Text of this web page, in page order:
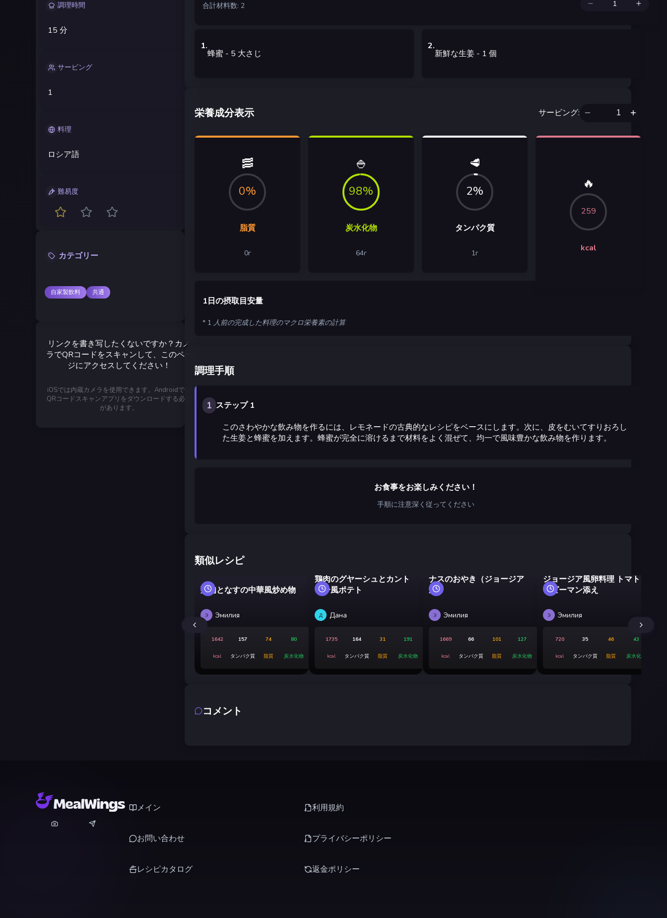
調理時間
15 分
サービング
1
料理
ロシア語
難易度
カテゴリー
自家製飲料 共通
リンクを書き写したくないですか？カメ
ラでQRコードをスキャンして、このペー
ジにアクセスしてください！
iOSでは内蔵カメラを使用できます。Androidでは
QRコードスキャンアプリをダウンロードする必要
があります。
合計材料数: 2
1.
蜂蜜 - 5 大さじ
2.
新鮮な生姜 - 1 個
栄養成分表示 サービング:
🥓
0%
脂質
0г
🍚
98%
炭水化物
64г
🥩
2%
タンパク質
1г
🔥
259
kcal
1日の摂取目安量
* 1 人前の完成した料理のマクロ栄養素の計算
調理手順
1 ステップ 1
このさわやかな飲み物を作るには、レモネードの古典的なレシピをベースにします。次に、皮をむいてすりおろし
た生姜と蜂蜜を加えます。蜂蜜が完全に溶けるまで材料をよく混ぜて、均一で風味豊かな飲み物を作ります。
お食事をお楽しみください！
手順に注意深く従ってください
類似レシピ
鶏肉となすの中華風炒め物
Э Эмилия
1642
kcal
157
タンパク質
74
脂質
80
炭水化物
鶏肉のグヤーシュとカント
リー風ポテト
Д Дана
1735
kcal
164
タンパク質
31
脂質
191
炭水化物
ナスのおやき（ジョージア
風）
Э Эмилия
1669
kcal
66
タンパク質
101
脂質
127
炭水化物
ジョージア風卵料理 トマト
とピーマン添え
Э Эмилия
720
kcal
35
タンパク質
46
脂質
43
炭水化物
コメント
メイン
お問い合わせ
レシピカタログ
利用規約
プライバシーポリシー
返金ポリシー